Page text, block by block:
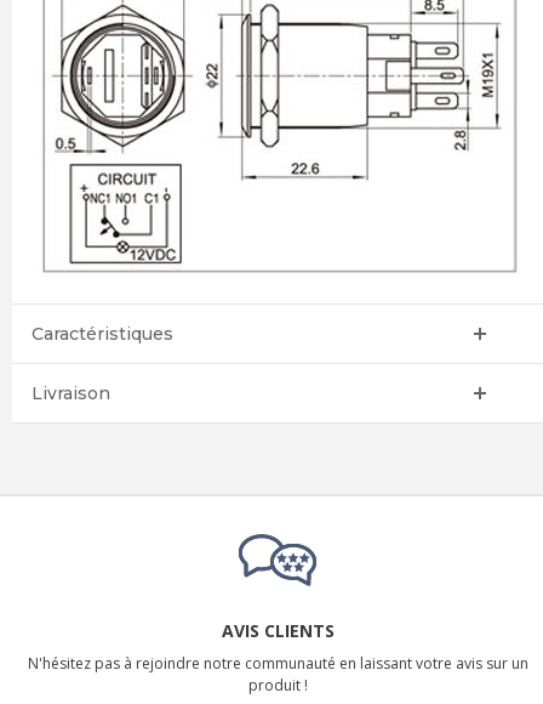
Caractéristiques
Livraison
AVIS CLIENTS
N'hésitez pas à rejoindre notre communauté en laissant votre avis sur un
produit !